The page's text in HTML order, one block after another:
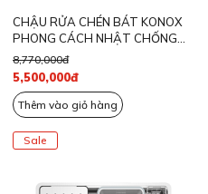
CHẬU RỬA CHÉN BÁT KONOX
PHONG CÁCH NHẬT CHỐNG
XƯỚC TARI SMART 780
8,770,000đ
5,500,000đ
Thêm vào giỏ hàng
Sale